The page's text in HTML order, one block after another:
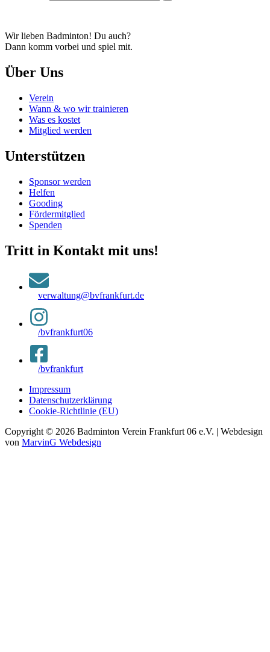
Wir lieben Badminton! Du auch?
Dann komm vorbei und spiel mit.
Über Uns
Verein
Wann & wo wir trainieren
Was es kostet
Mitglied werden
Unterstützen
Sponsor werden
Helfen
Gooding
Fördermitglied
Spenden
Tritt in Kontakt mit uns!
verwaltung@bvfrankfurt.de
/bvfrankfurt06
/bvfrankfurt
Impressum
Datenschutzerklärung
Cookie-Richtlinie (EU)
Copyright © 2026 Badminton Verein Frankfurt 06 e.V. | Webdesign
von MarvinG Webdesign